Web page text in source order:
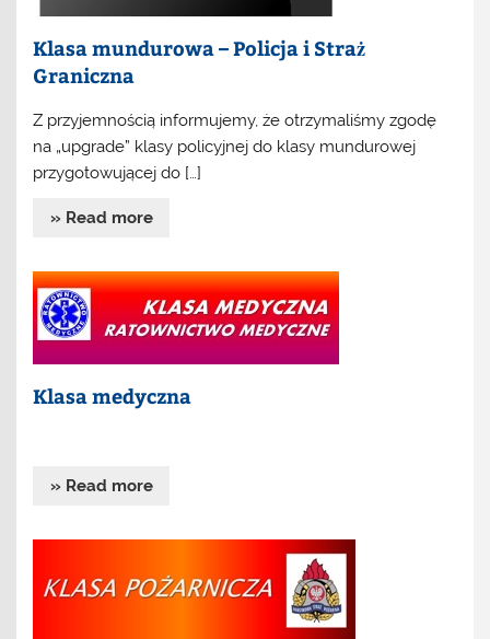
Klasa mundurowa – Policja i Straż
Graniczna
Z przyjemnością informujemy, że otrzymaliśmy zgodę
na „upgrade” klasy policyjnej do klasy mundurowej
przygotowującej do […]
» Read more
Klasa medyczna
» Read more